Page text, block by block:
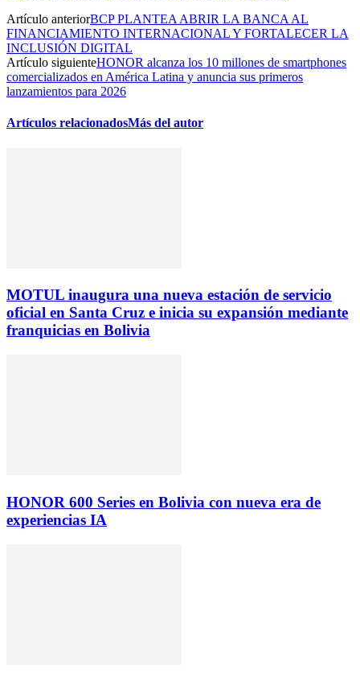
Artículo anteriorBCP PLANTEA ABRIR LA BANCA AL
FINANCIAMIENTO INTERNACIONAL Y FORTALECER LA
INCLUSIÓN DIGITAL
Artículo siguienteHONOR alcanza los 10 millones de smartphones
comercializados en América Latina y anuncia sus primeros
lanzamientos para 2026
Artículos relacionadosMás del autor
MOTUL inaugura una nueva estación de servicio
oficial en Santa Cruz e inicia su expansión mediante
franquicias en Bolivia
HONOR 600 Series en Bolivia con nueva era de
experiencias IA